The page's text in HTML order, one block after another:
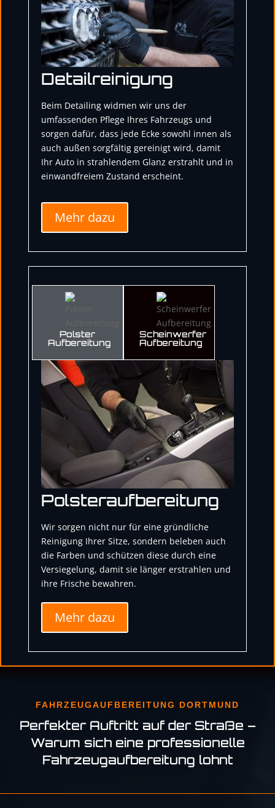
Detailreinigung
Beim Detailing widmen wir uns der
umfassenden Pflege Ihres Fahrzeugs und
sorgen dafür, dass jede Ecke sowohl innen als
auch außen sorgfältig gereinigt wird, damit
Ihr Auto in strahlendem Glanz erstrahlt und in
einwandfreiem Zustand erscheint.
Mehr dazu
Polster
Aufbereitung
Scheinwerfer
Aufbereitung
Polsteraufbereitung
Wir sorgen nicht nur für eine gründliche
Reinigung Ihrer Sitze, sondern beleben auch
die Farben und schützen diese durch eine
Versiegelung, damit sie länger erstrahlen und
ihre Frische bewahren.
Mehr dazu
FAHRZEUGAUFBEREITUNG DORTMUND
Perfekter Auftritt auf der Straße –
Warum sich eine professionelle
Fahrzeugaufbereitung lohnt